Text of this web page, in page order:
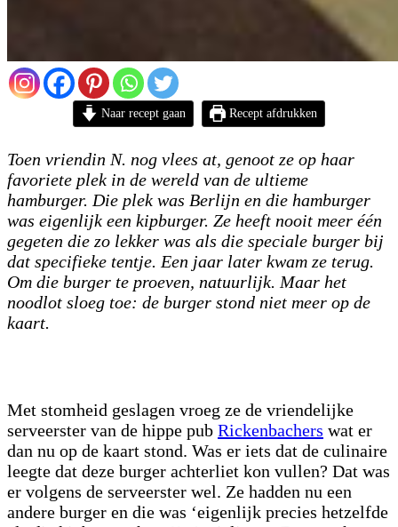
Naar recept gaan Recept afdrukken
Toen vriendin N. nog vlees at, genoot ze op haar
favoriete plek in de wereld van de ultieme
hamburger. Die plek was Berlijn en die hamburger
was eigenlijk een kipburger. Ze heeft nooit meer één
gegeten die zo lekker was als die speciale burger bij
dat specifieke tentje. Een jaar later kwam ze terug.
Om die burger te proeven, natuurlijk. Maar het
noodlot sloeg toe: de burger stond niet meer op de
kaart.
Met stomheid geslagen vroeg ze de vriendelijke
serveerster van de hippe pub Rickenbachers wat er
dan nu op de kaart stond. Was er iets dat de culinaire
leegte dat deze burger achterliet kon vullen? Dat was
er volgens de serveerster wel. Ze hadden nu een
andere burger en die was ‘eigenlijk precies hetzelfde